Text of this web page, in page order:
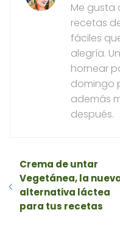
Me gusta
recetas
fáciles
alegría.
hornear
domingo
además
después.
Crema de untar
Vegetánea, la
alternativa láctea
para tus recetas